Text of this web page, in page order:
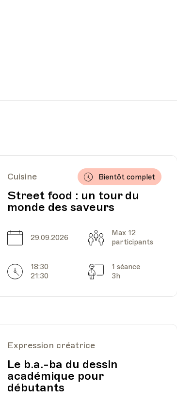
Cuisine
Street food : un tour du
monde des saveurs
Bientôt complet
Date
29.09.2026 Capacité
Max 12
participants
Horarires
18:30
21:30
Séances
1 séance
3h
Expression créatrice
Le b.a.-ba du dessin
académique pour
débutants